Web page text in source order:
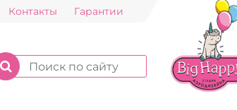
Контакты Гарантии